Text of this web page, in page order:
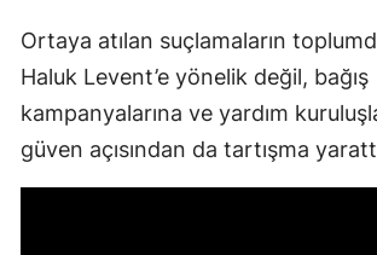
Ortaya atılan suçlamaların
Haluk Levent’e yönelik değil, bağış
kampanyalarına ve yardım
güven açısından da tartışma